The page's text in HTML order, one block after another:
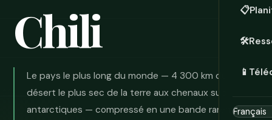
📋
🛠️
📱
Chili
Le pays le plus long du monde — 4 300 km du
désert le plus sec de la terre aux chenaux sub-
antarctiques — compressé en une bande rarement